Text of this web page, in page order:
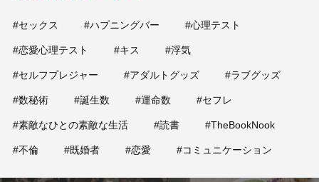
#セックス #ハプニングバー #心理テスト
#恋愛心理テスト #キス #浮気
#セルフプレジャー #アダルトグッズ #ラブグッズ
#数秘術 #誕生数 #運命数 #セフレ
#素敵なひとの素敵な生活 #読書 #TheBookNook
#不倫 #既婚者 #恋愛 #コミュニケーション